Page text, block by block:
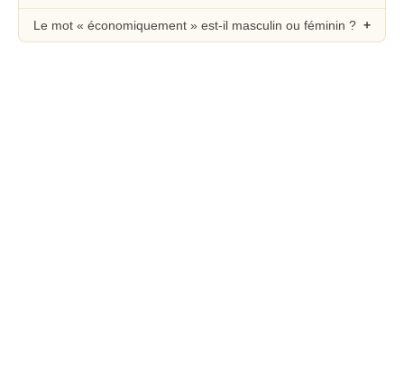
Le mot « économiquement » est-il masculin ou féminin ?